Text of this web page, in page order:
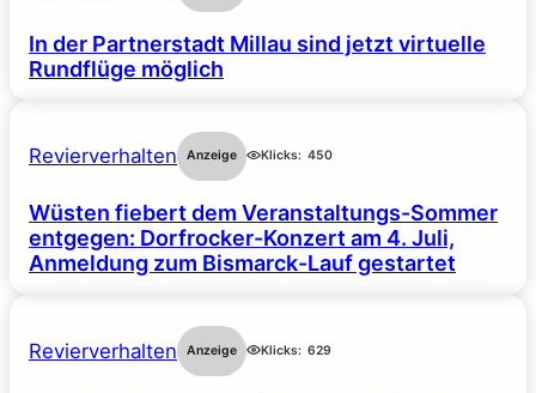
In der Partnerstadt Millau sind jetzt virtuelle
Rundflüge möglich
Revierverhalten Anzeige Klicks: 450
Wüsten fiebert dem Veranstaltungs-Sommer
entgegen: Dorfrocker-Konzert am 4. Juli,
Anmeldung zum Bismarck-Lauf gestartet
Revierverhalten Anzeige Klicks: 629